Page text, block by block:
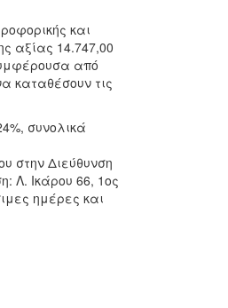
και
αξίας 14.747,00
από
καταθέσουν τις
συνολικά
στην Διεύθυνση
Λ. Ικάρου 66, 1ος
ημέρες και